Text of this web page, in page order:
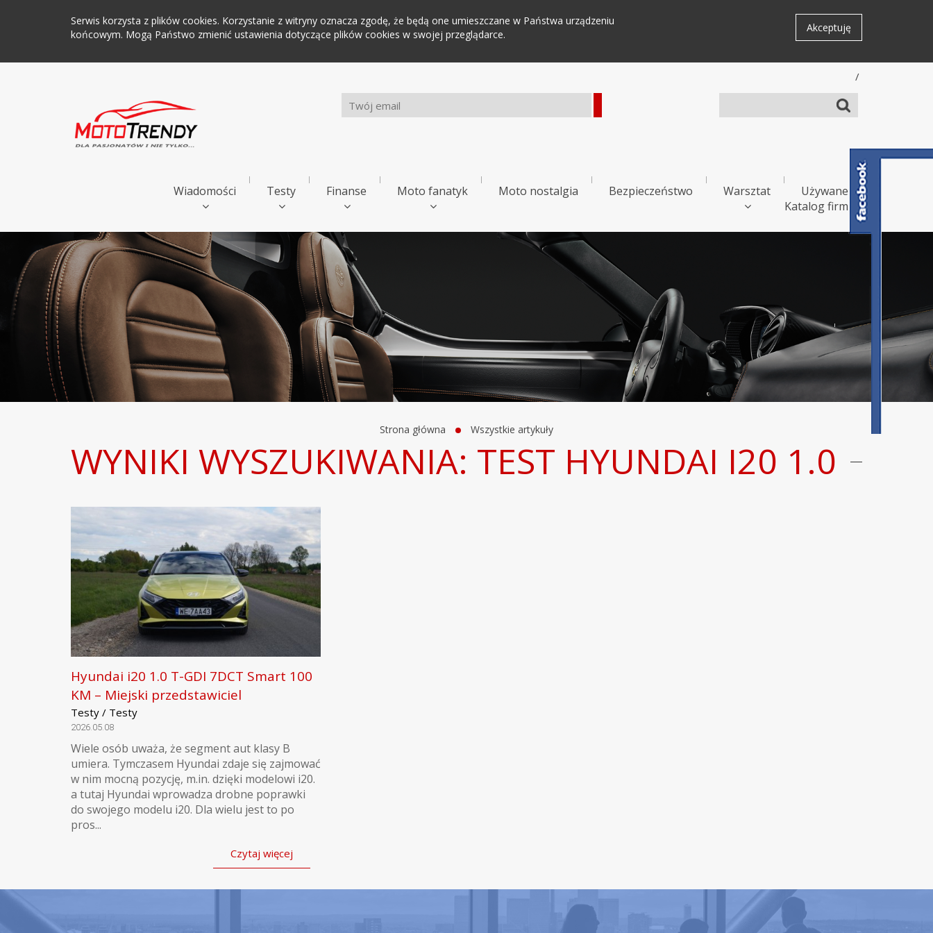
Serwis korzysta z plików cookies. Korzystanie z witryny oznacza zgodę, że będą one umieszczane w Państwa urządzeniu
końcowym. Mogą Państwo zmienić ustawienia dotyczące plików cookies w swojej przeglądarce.
Akceptuję
/
Wiadomości Testy Finanse Moto fanatyk Moto nostalgia Bezpieczeństwo Warsztat
Używane
Katalog firm
Strona główna Wszystkie artykuły
WYNIKI WYSZUKIWANIA: TEST HYUNDAI I20 1.0
Hyundai i20 1.0 T-GDI 7DCT Smart 100
KM – Miejski przedstawiciel
Testy / Testy
2026.05.08
Wiele osób uważa, że segment aut klasy B
umiera. Tymczasem Hyundai zdaje się zajmować
w nim mocną pozycję, m.in. dzięki modelowi i20.
a tutaj Hyundai wprowadza drobne poprawki
do swojego modelu i20. Dla wielu jest to po
pros...
Czytaj więcej